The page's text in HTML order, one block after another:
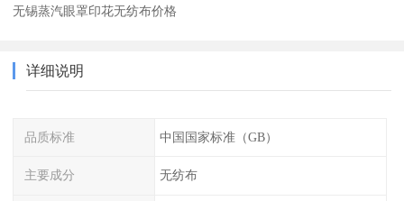
无锡蒸汽眼罩印花无纺布价格
详细说明
品质标准 中国国家标准（GB）
主要成分 无纺布